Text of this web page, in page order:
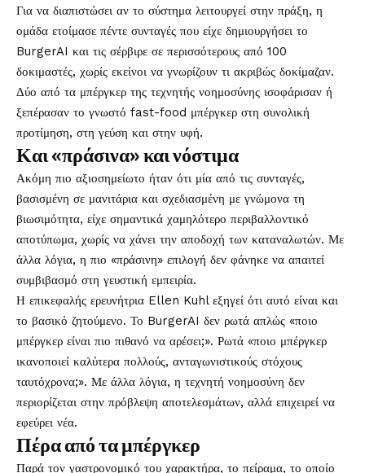
Για να διαπιστώσει αν το σύστημα λειτουργεί στην πράξη, η
ομάδα ετοίμασε πέντε συνταγές που είχε δημιουργήσει το
BurgerAI και τις σέρβιρε σε περισσότερους από 100
δοκιμαστές, χωρίς εκείνοι να γνωρίζουν τι ακριβώς δοκίμαζαν.
Δύο από τα μπέργκερ της τεχνητής νοημοσύνης ισοφάρισαν ή
ξεπέρασαν το γνωστό fast-food μπέργκερ στη συνολική
προτίμηση, στη γεύση και στην υφή.
Και «πράσινα» και νόστιμα
Ακόμη πιο αξιοσημείωτο ήταν ότι μία από τις συνταγές,
βασισμένη σε μανιτάρια και σχεδιασμένη με γνώμονα τη
βιωσιμότητα, είχε σημαντικά χαμηλότερο περιβαλλοντικό
αποτύπωμα, χωρίς να χάνει την αποδοχή των καταναλωτών. Με
άλλα λόγια, η πιο «πράσινη» επιλογή δεν φάνηκε να απαιτεί
συμβιβασμό στη γευστική εμπειρία.
Η επικεφαλής ερευνήτρια Ellen Kuhl εξηγεί ότι αυτό είναι και
το βασικό ζητούμενο. Το BurgerAI δεν ρωτά απλώς «ποιο
μπέργκερ είναι πιο πιθανό να αρέσει;». Ρωτά «ποιο μπέργκερ
ικανοποιεί καλύτερα πολλούς, ανταγωνιστικούς στόχους
ταυτόχρονα;». Με άλλα λόγια, η τεχνητή νοημοσύνη δεν
περιορίζεται στην πρόβλεψη αποτελεσμάτων, αλλά επιχειρεί να
εφεύρει νέα.
Πέρα από τα μπέργκερ
Παρά τον γαστρονομικό του χαρακτήρα, το πείραμα, το οποίο